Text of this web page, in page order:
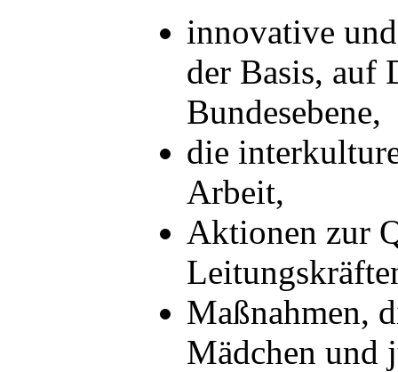
innovative
der Basis, auf
Bundesebene,
die
Arbeit,
Aktionen zur
Maßnahmen,
Mädchen und